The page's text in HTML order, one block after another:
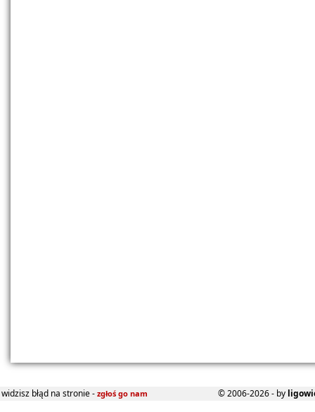
widzisz błąd na stronie - zgłoś go nam © 2006-2026 - by